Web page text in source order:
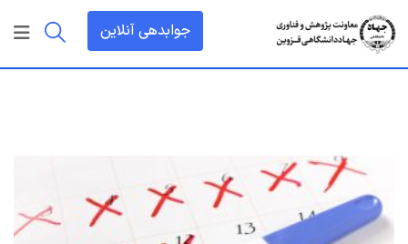
پرش
محتوا
جوابدهی آنلاین